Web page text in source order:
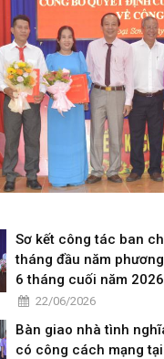
Sơ kết công tác ban
tháng đầu năm
6 tháng cuối năm 2026
22/06/2026
Bàn giao nhà tình
có công cách mạng